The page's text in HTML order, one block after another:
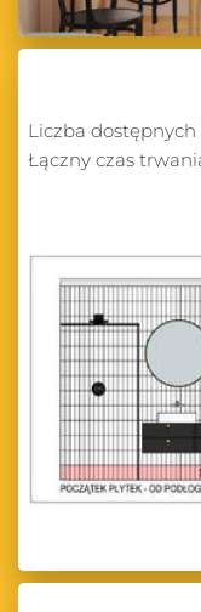
Liczba dostępnych
Łączny czas